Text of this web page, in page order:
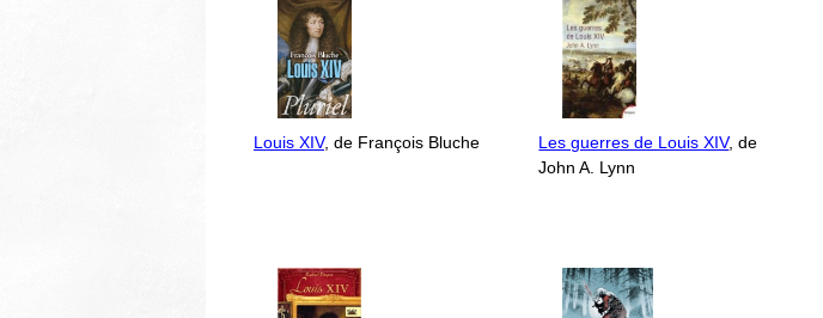
Louis XIV, de François Bluche Les guerres de Louis XIV, de
John A. Lynn